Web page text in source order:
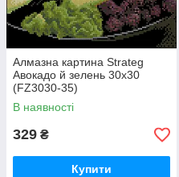
Алмазна картина Strateg
Авокадо й зелень 30х30
(FZ3030-35)
В наявності
329 ₴
Купити